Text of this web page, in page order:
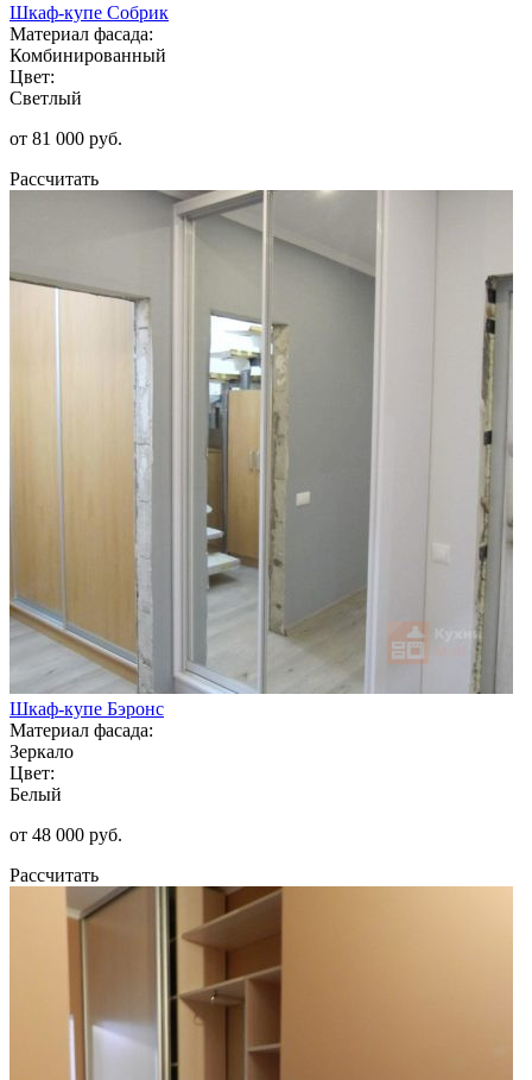
Шкаф-купе Собрик
Материал фасада:
Комбинированный
Цвет:
Светлый
от 81 000 руб.
Рассчитать
Шкаф-купе Бэронс
Материал фасада:
Зеркало
Цвет:
Белый
от 48 000 руб.
Рассчитать